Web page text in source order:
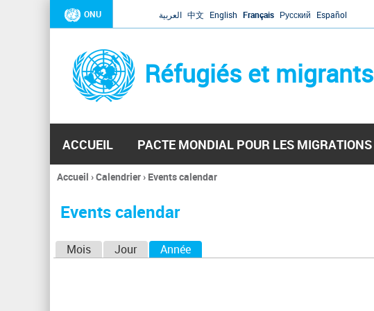
ONU العربية 中文 English Français Русский Español
Réfugiés et migrants
ACCUEIL PACTE MONDIAL POUR LES MIGRATIONS
Vous
ici
Accueil ›Calendrier› Events calendar
Events calendar
Mois Jour Année